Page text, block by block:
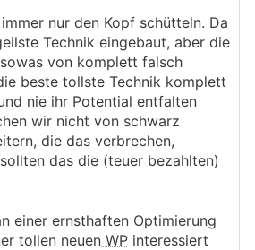
.. nur den Kopf schütteln. Da
Technik eingebaut, aber die
von komplett falsch
beste tollste Technik komplett
nie ihr Potential entfalten
wir nicht von schwarz
die das verbrechen,
das die (teuer bezahlten)
einer ernsthaften Optimierung
tollen neuen WP interessiert